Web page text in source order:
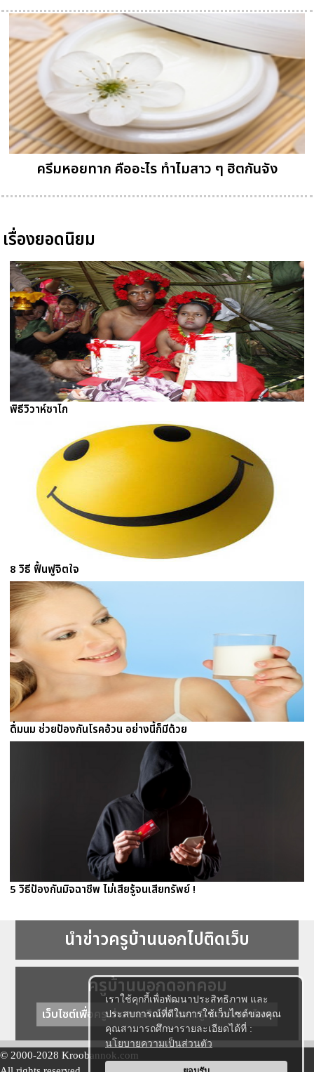
เราใช้คุกกี้เพื่อพัฒนาประสิทธิภาพ และ
ประสบการณ์ที่ดีในการใช้เว็บไซต์ของคุณ
คุณสามารถศึกษารายละเอียดได้ที่ :
นโยบายความเป็นส่วนตัว
ครีมหอยทาก คืออะไร ทำไมสาว ๆ ฮิตกันจัง
เรื่องยอดนิยม
พิธีวิวาห์ซาไก
8 วิธี ฟื้นฟูจิตใจ
ดื่มนม ช่วยป้องกันโรคอ้วน อย่างนี้ก็มีด้วย
5 วิธีป้องกันมิจฉาชีพ ไม่เสียรู้จนเสียทรัพย์ !
นำข่าวครูบ้านนอกไปติดเว็บ
ครูบ้านนอกดอทคอม
เว็บไซต์เพื่อครู ข่าวการศึกษา ความรู้ การศึกษาไทย
© 2000-2028 Kroobannok.com